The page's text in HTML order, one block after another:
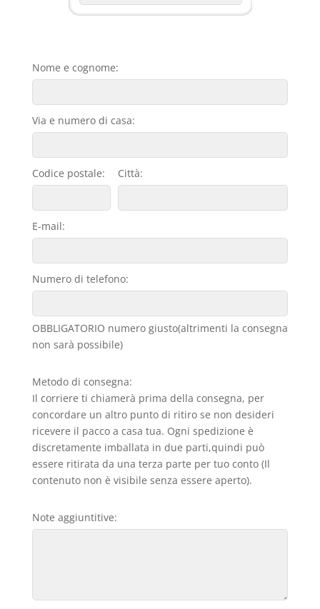
Nome e cognome:
Via e numero di casa:
Codice postale: Città:
E-mail:
Numero di telefono:
OBBLIGATORIO numero giusto(altrimenti la consegna
non sarà possibile)
Metodo di consegna:
Il corriere ti chiamerà prima della consegna, per
concordare un altro punto di ritiro se non desideri
ricevere il pacco a casa tua. Ogni spedizione è
discretamente imballata in due parti,quindi può
essere ritirata da una terza parte per tuo conto (Il
contenuto non è visibile senza essere aperto).
Note aggiuntitive: